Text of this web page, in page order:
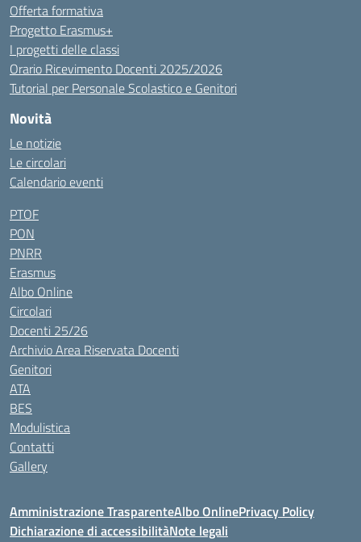
Offerta formativa
Progetto Erasmus+
I progetti delle classi
Orario Ricevimento Docenti 2025/2026
Tutorial per Personale Scolastico e Genitori
Novità
Le notizie
Le circolari
Calendario eventi
PTOF
PON
PNRR
Erasmus
Albo Online
Circolari
Docenti 25/26
Archivio Area Riservata Docenti
Genitori
ATA
BES
Modulistica
Contatti
Gallery
Amministrazione TrasparenteAlbo OnlinePrivacy Policy
Dichiarazione di accessibilitàNote legali